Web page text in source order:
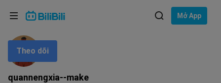
Mở App
quannengxia--make
Theo dõi
Ngôn ngữ: Tiếng Việt
Lựa chọn ngôn ngữ
English
ภาษาไทย